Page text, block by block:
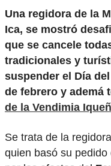
Una regidora de la
Ica, se mostró
que se cancele
tradicionales y
suspender el Día
de febrero y ademá
de la Vendimia
Se trata de la
quien basó su